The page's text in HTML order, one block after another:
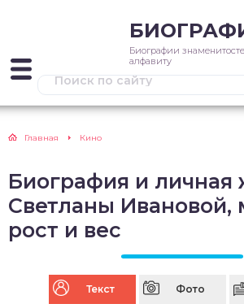
Биографии
алфавиту
Главная Кино
Биография и личная
Светланы Ивановой,
рост и вес
Текст Фото